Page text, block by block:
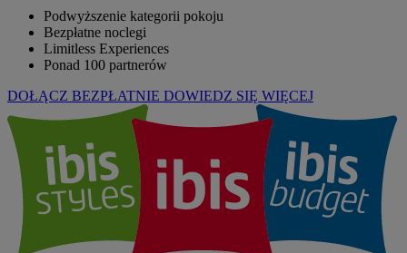
Podwyższenie kategorii pokoju
Bezpłatne noclegi
Limitless Experiences
Ponad 100 partnerów
DOŁĄCZ BEZPŁATNIE DOWIEDZ SIĘ WIĘCEJ